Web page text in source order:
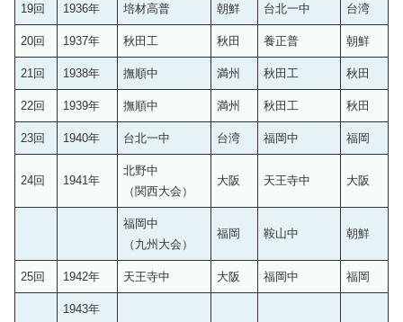
19回 1936年 培材高普 朝鮮 台北一中 台湾
20回 1937年 秋田工 秋田 養正普 朝鮮
21回 1938年 撫順中 満州 秋田工 秋田
22回 1939年 撫順中 満州 秋田工 秋田
23回 1940年 台北一中 台湾 福岡中 福岡
24回 1941年
北野中
（関西大会）
大阪 天王寺中 大阪
福岡中
（九州大会）
福岡 鞍山中 朝鮮
25回 1942年 天王寺中 大阪 福岡中 福岡
1943年